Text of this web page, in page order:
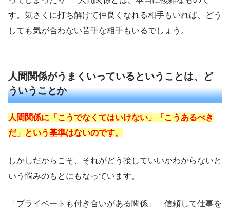
す。気さくに打ち解けて仲良くなれる相手もいれば、どう
しても気が合わない苦手な相手もいるでしょう。
人間関係がうまくいっているということは、ど
ういうことか
人間関係に「こうでなくてはいけない」「こうあるべき
だ」という基準はないのです。
しかしだからこそ、それがどう接していいかわからないと
いう悩みのもとにもなっています。
「プライベートも付き合いがある関係」「信頼して仕事を